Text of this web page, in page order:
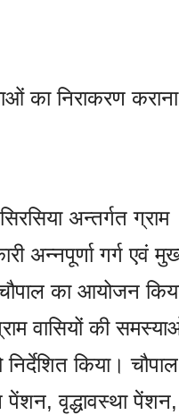
का निराकरण कराना
अन्तर्गत ग्राम
अन्नपूर्णा गर्ग एवं
का आयोजन
वासियों की
किया।
पेंशन, वृद्धावस्था पेंशन,